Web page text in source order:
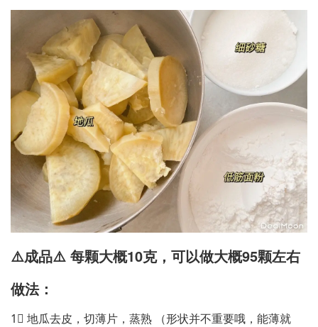
⚠️成品⚠️ 每颗大概10克，可以做大概95颗左右
做法：
1⃣️ 地瓜去皮，切薄片，蒸熟 （形状并不重要哦，能薄就